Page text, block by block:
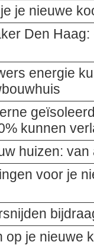
je nieuwe
Den
energie
kunnen
huizen:
voor je
op je nieuwe